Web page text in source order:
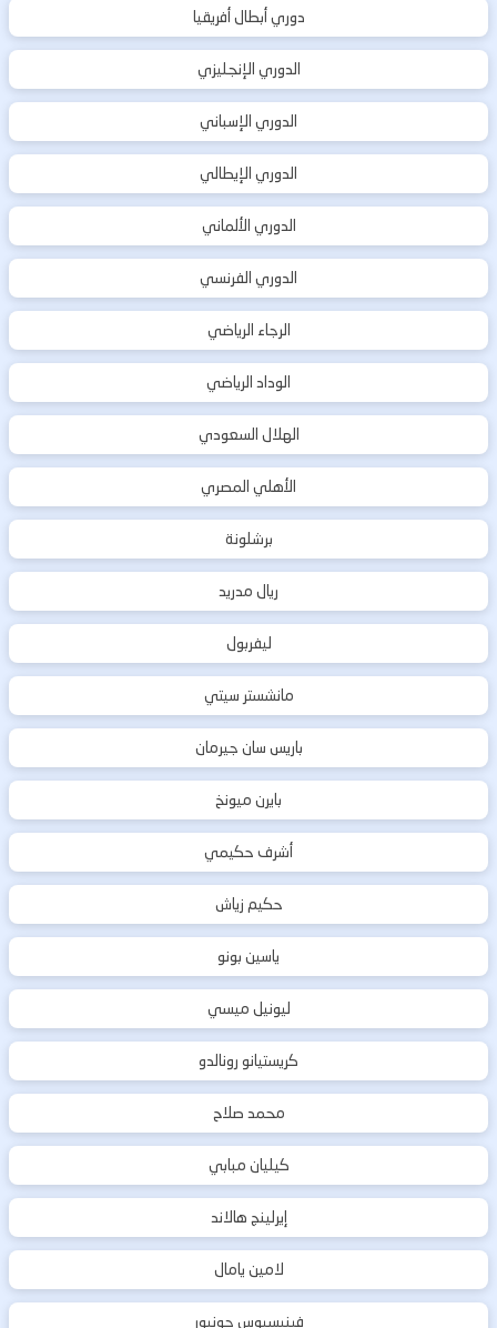
دوري أبطال أفريقيا
الدوري الإنجليزي
الدوري الإسباني
الدوري الإيطالي
الدوري الألماني
الدوري الفرنسي
الرجاء الرياضي
الوداد الرياضي
الهلال السعودي
الأهلي المصري
برشلونة
ريال مدريد
ليفربول
مانشستر سيتي
باريس سان جيرمان
بايرن ميونخ
أشرف حكيمي
حكيم زياش
ياسين بونو
ليونيل ميسي
كريستيانو رونالدو
محمد صلاح
كيليان مبابي
إيرلينج هالاند
لامين يامال
فينيسيوس جونيور